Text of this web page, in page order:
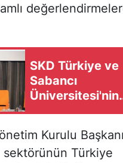
SKD Türkiye ve
Sabancı
Üniversitesi'nin
tanımı TDK
Türkçe Sözlük'e
Kurulu
Türkiye